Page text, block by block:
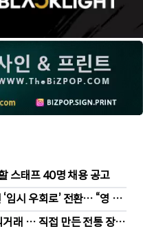
스태프 40명 채용 공고
임시 우회로’ 전환… “영 스
거래 … 직접 만든 전통 장류